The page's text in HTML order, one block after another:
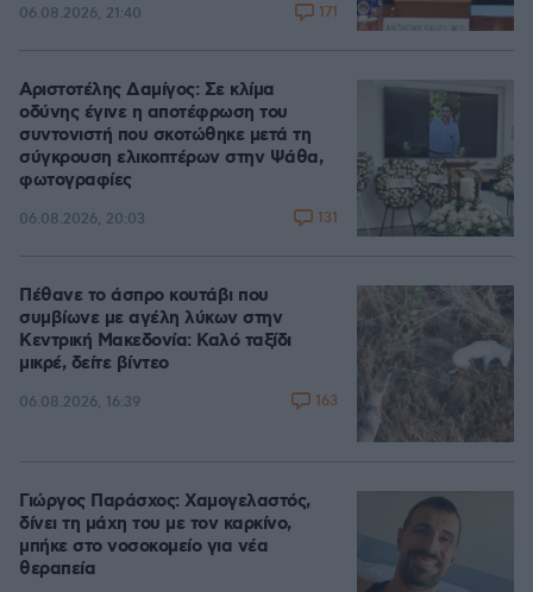
06.08.2026, 21:40 171
Αριστοτέλης Δαμίγος: Σε κλίμα
οδύνης έγινε η αποτέφρωση του
συντονιστή που σκοτώθηκε μετά τη
σύγκρουση ελικοπτέρων στην Ψάθα,
φωτογραφίες
06.08.2026, 20:03 131
Πέθανε το άσπρο κουτάβι που
συμβίωνε με αγέλη λύκων στην
Κεντρική Μακεδονία: Καλό ταξίδι
μικρέ, δείτε βίντεο
06.08.2026, 16:39 163
Γιώργος Παράσχος: Χαμογελαστός,
δίνει τη μάχη του με τον καρκίνο,
μπήκε στο νοσοκομείο για νέα
θεραπεία